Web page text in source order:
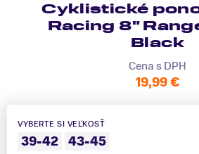
Cyklistické
Racing 8"
Black
Cena s DPH
19,99 €
VYBERTE SI VEĽKOSŤ
39-42 43-45